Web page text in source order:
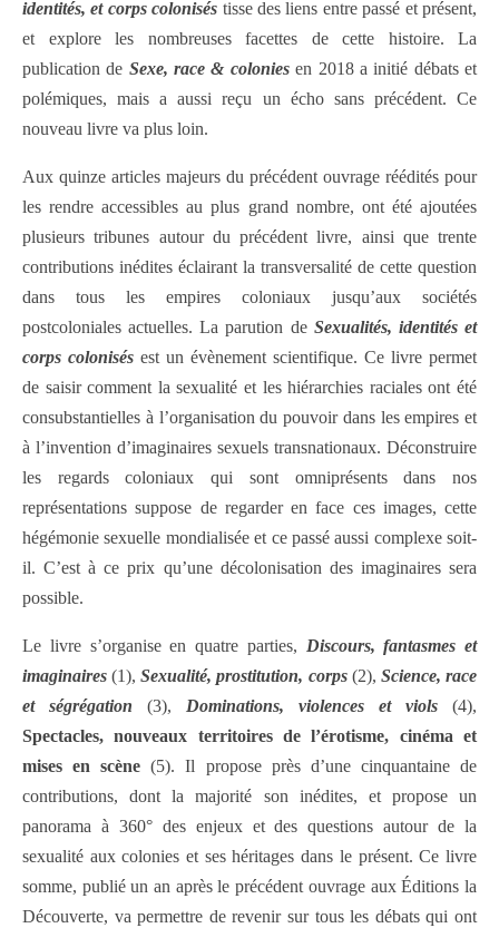
identités, et corps colonisés tisse des liens entre passé et présent,
et explore les nombreuses facettes de cette histoire. La
publication de Sexe, race & coloniesen 2018 a initié débats et
polémiques, mais a aussi reçu un écho sans précédent. Ce
nouveau livre va plus loin.
Aux quinze articles majeurs du précédent ouvrage réédités pour
les rendre accessibles au plus grand nombre, ont été ajoutées
plusieurs tribunes autour du précédent livre, ainsi que trente
contributions inédites éclairant la transversalité de cette question
dans tous les empires coloniaux jusqu’aux sociétés
postcoloniales actuelles. La parution de Sexualités, identités et
corps colonisés est un évènement scientifique. Ce livre permet
de saisir comment la sexualité et les hiérarchies raciales ont été
consubstantielles à l’organisation du pouvoir dans les empires et
à l’invention d’imaginaires sexuels transnationaux. Déconstruire
les regards coloniaux qui sont omniprésents dans nos
représentations suppose de regarder en face ces images, cette
hégémonie sexuelle mondialisée et ce passé aussi complexe soit-
il. C’est à ce prix qu’une décolonisation des imaginaires sera
possible.
Le livre s’organise en quatre parties, Discours, fantasmes et
imaginaires (1),Sexualité, prostitution, corps(2), Science, race
et ségrégation (3), Dominations, violences et viols (4),
Spectacles, nouveaux territoires de l’érotisme, cinéma et
mises en scène (5). Il propose près d’une cinquantaine de
contributions, dont la majorité son inédites, et propose un
panorama à 360° des enjeux et des questions autour de la
sexualité aux colonies et ses héritages dans le présent. Ce livre
somme, publié un an après le précédent ouvrage aux Éditions la
Découverte, va permettre de revenir sur tous les débats qui ont